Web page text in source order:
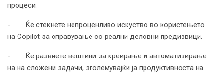
процеси.
- Ќе стекнете непроценливо искуство во користењето
на Copilot за справување со реални деловни предизвици.
- Ќе развиете вештини за креирање и автоматизирање
на на сложени задачи, зголемувајќи ја продуктивноста на